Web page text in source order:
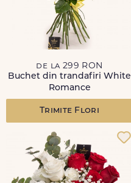
de la 299 RON
Buchet din trandafiri White
Romance
Trimite Flori